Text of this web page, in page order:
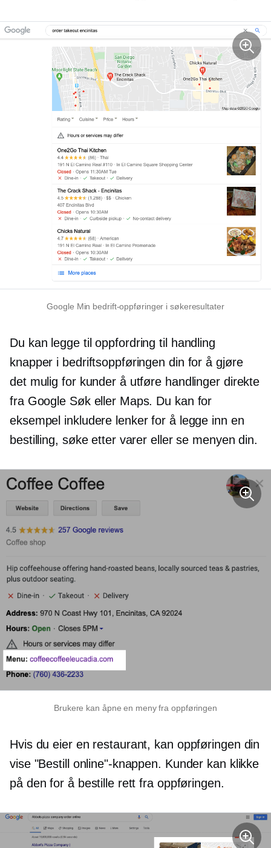
Google Min bedrift-oppføringer i søkeresultater
Du kan legge tiloppfordring til handling
knapper i bedriftsoppføringen din for å gjøre
det mulig for kunder å utføre handlinger direkte
fra Google Søk eller Maps. Du kan for
eksempel inkludere lenker for å legge inn en
bestilling, søke etter varer eller se menyen din.
Brukere kan åpne en meny fra oppføringen
Hvis du eier en restaurant, kan oppføringen din
vise "Bestill online"-knappen. Kunder kan klikke
på den for å bestille rett fra oppføringen.